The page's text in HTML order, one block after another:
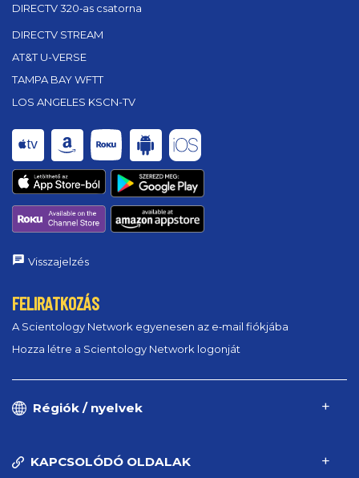
DIRECTV 320‑as csatorna
DIRECTV STREAM
AT&T U-VERSE
TAMPA BAY WFTT
LOS ANGELES KSCN-TV
Visszajelzés
FELIRATKOZÁS
A Scientology Network egyenesen az e‑mail fiókjába
Hozza létre a Scientology Network logonját
Régiók / nyelvek
KAPCSOLÓDÓ OLDALAK